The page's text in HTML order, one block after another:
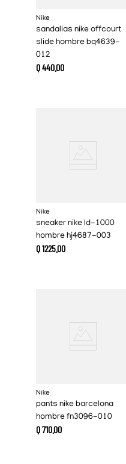
Nike
sandalias nike offcourt
slide hombre bq4639-
012
Q440.00
Nike
sneaker nike ld-1000
hombre hj4687-003
Q1225.00
Nike
pants nike barcelona
hombre fn3096-010
Q710.00